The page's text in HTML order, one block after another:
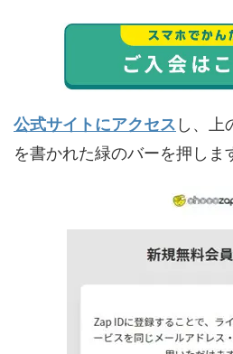
公式サイトにアクセス し、上
を書かれた緑のバーを押しま